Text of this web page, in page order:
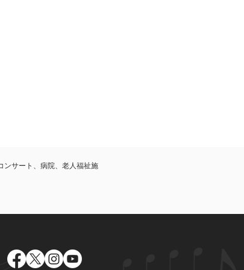
ンサート、病院、老人福祉施